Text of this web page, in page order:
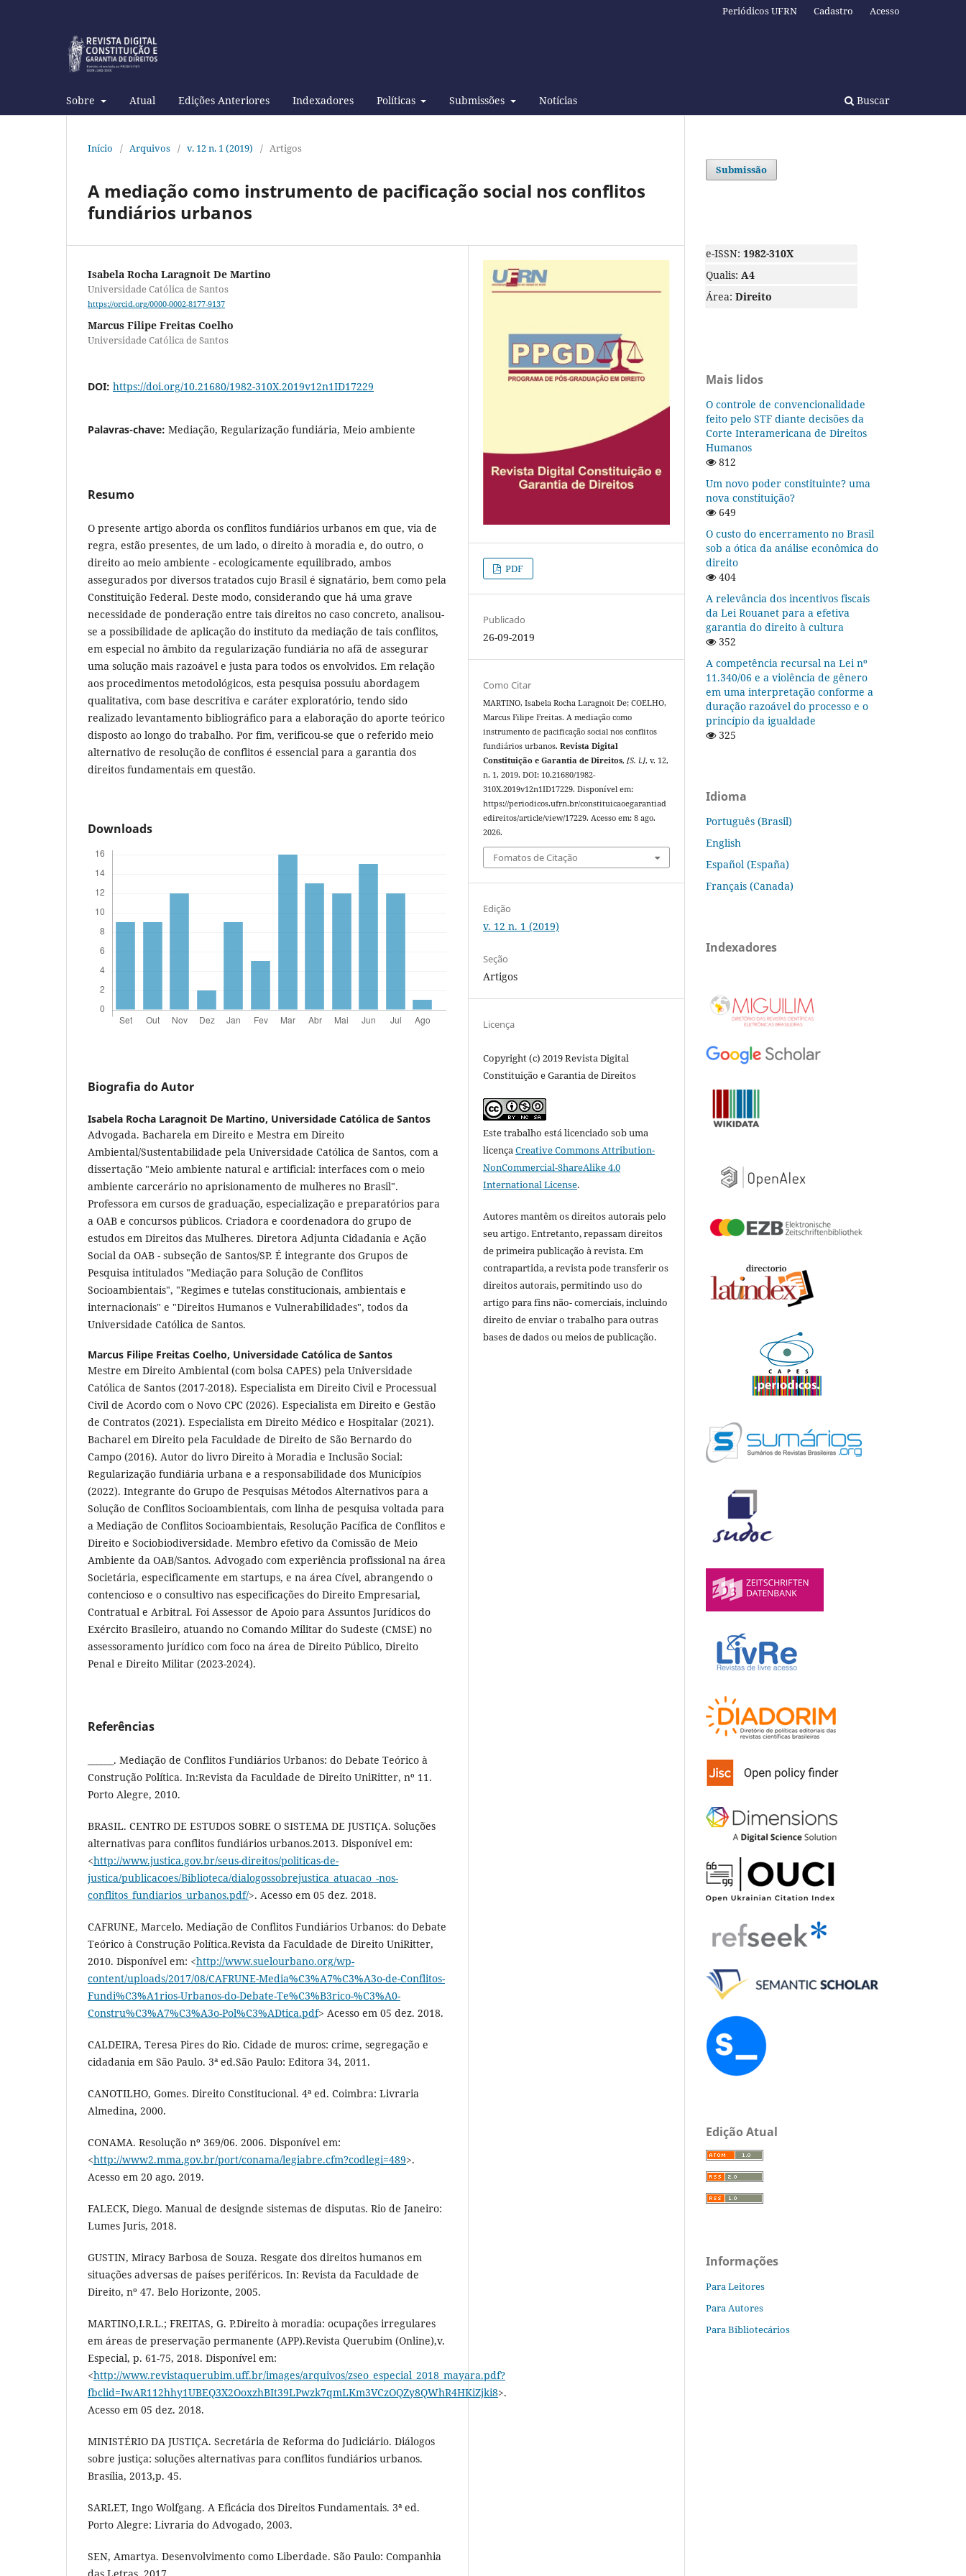
Sobre Atual Edições Anteriores Indexadores Políticas Submissões Notícias Buscar
Periódicos UFRN Cadastro Acesso
Início / Arquivos / v. 12 n. 1 (2019) / Artigos
A mediação como instrumento de pacificação social nos conflitos
fundiários urbanos
Isabela Rocha Laragnoit De Martino
Universidade Católica de Santos
https://orcid.org/0000-0002-8177-9137
Marcus Filipe Freitas Coelho
Universidade Católica de Santos
DOI: https://doi.org/10.21680/1982-310X.2019v12n1ID17229
Palavras-chave: Mediação, Regularização fundiária, Meio ambiente
Resumo
O presente artigo aborda os conflitos fundiários urbanos em que, via de
regra, estão presentes, de um lado, o direito à moradia e, do outro, o
direito ao meio ambiente - ecologicamente equilibrado, ambos
assegurados por diversos tratados cujo Brasil é signatário, bem como pela
Constituição Federal. Deste modo, considerando que há uma grave
necessidade de ponderação entre tais direitos no caso concreto, analisou-
se a possibilidade de aplicação do instituto da mediação de tais conflitos,
em especial no âmbito da regularização fundiária no afã de assegurar
uma solução mais razoável e justa para todos os envolvidos. Em relação
aos procedimentos metodológicos, esta pesquisa possuiu abordagem
qualitativa, com base descritiva e caráter exploratório, tendo sido
realizado levantamento bibliográfico para a elaboração do aporte teórico
disposto ao longo do trabalho. Por fim, verificou-se que o referido meio
alternativo de resolução de conflitos é essencial para a garantia dos
direitos fundamentais em questão.
Downloads
Biografia do Autor
Isabela Rocha Laragnoit De Martino, Universidade Católica de Santos
Advogada. Bacharela em Direito e Mestra em Direito
Ambiental/Sustentabilidade pela Universidade Católica de Santos, com a
dissertação "Meio ambiente natural e artificial: interfaces com o meio
ambiente carcerário no aprisionamento de mulheres no Brasil".
Professora em cursos de graduação, especialização e preparatórios para
a OAB e concursos públicos. Criadora e coordenadora do grupo de
estudos em Direitos das Mulheres. Diretora Adjunta Cidadania e Ação
Social da OAB - subseção de Santos/SP. É integrante dos Grupos de
Pesquisa intitulados "Mediação para Solução de Conflitos
Socioambientais", "Regimes e tutelas constitucionais, ambientais e
internacionais" e "Direitos Humanos e Vulnerabilidades", todos da
Universidade Católica de Santos.
Marcus Filipe Freitas Coelho, Universidade Católica de Santos
Mestre em Direito Ambiental (com bolsa CAPES) pela Universidade
Católica de Santos (2017-2018). Especialista em Direito Civil e Processual
Civil de Acordo com o Novo CPC (2026). Especialista em Direito e Gestão
de Contratos (2021). Especialista em Direito Médico e Hospitalar (2021).
Bacharel em Direito pela Faculdade de Direito de São Bernardo do
Campo (2016). Autor do livro Direito à Moradia e Inclusão Social:
Regularização fundiária urbana e a responsabilidade dos Municípios
(2022). Integrante do Grupo de Pesquisas Métodos Alternativos para a
Solução de Conflitos Socioambientais, com linha de pesquisa voltada para
a Mediação de Conflitos Socioambientais, Resolução Pacífica de Conflitos e
Direito e Sociobiodiversidade. Membro efetivo da Comissão de Meio
Ambiente da OAB/Santos. Advogado com experiência profissional na área
Societária, especificamente em startups, e na área Cível, abrangendo o
contencioso e o consultivo nas especificações do Direito Empresarial,
Contratual e Arbitral. Foi Assessor de Apoio para Assuntos Jurídicos do
Exército Brasileiro, atuando no Comando Militar do Sudeste (CMSE) no
assessoramento jurídico com foco na área de Direito Público, Direito
Penal e Direito Militar (2023-2024).
Referências
______. Mediação de Conflitos Fundiários Urbanos: do Debate Teórico à
Construção Política. In:Revista da Faculdade de Direito UniRitter, nº 11.
Porto Alegre, 2010.
BRASIL. CENTRO DE ESTUDOS SOBRE O SISTEMA DE JUSTIÇA. Soluções
alternativas para conflitos fundiários urbanos.2013. Disponível em:
<http://www.justica.gov.br/seus-direitos/politicas-de-
justica/publicacoes/Biblioteca/dialogossobrejustica_atuacao_-nos-
conflitos_fundiarios_urbanos.pdf/>. Acesso em 05 dez. 2018.
CAFRUNE, Marcelo. Mediação de Conflitos Fundiários Urbanos: do Debate
Teórico à Construção Política.Revista da Faculdade de Direito UniRitter,
2010. Disponível em: <http://www.suelourbano.org/wp-
content/uploads/2017/08/CAFRUNE-Media%C3%A7%C3%A3o-de-Conflitos-
Fundi%C3%A1rios-Urbanos-do-Debate-Te%C3%B3rico-%C3%A0-
Constru%C3%A7%C3%A3o-Pol%C3%ADtica.pdf> Acesso em 05 dez. 2018.
CALDEIRA, Teresa Pires do Rio. Cidade de muros: crime, segregação e
cidadania em São Paulo. 3ª ed.São Paulo: Editora 34, 2011.
CANOTILHO, Gomes. Direito Constitucional. 4ª ed. Coimbra: Livraria
Almedina, 2000.
CONAMA. Resolução nº 369/06. 2006. Disponível em:
<http://www2.mma.gov.br/port/conama/legiabre.cfm?codlegi=489>.
Acesso em 20 ago. 2019.
FALECK, Diego. Manual de designde sistemas de disputas. Rio de Janeiro:
Lumes Juris, 2018.
GUSTIN, Miracy Barbosa de Souza. Resgate dos direitos humanos em
situações adversas de países periféricos. In: Revista da Faculdade de
Direito, nº 47. Belo Horizonte, 2005.
MARTINO,I.R.L.; FREITAS, G. P.Direito à moradia: ocupações irregulares
em áreas de preservação permanente (APP).Revista Querubim (Online),v.
Especial, p. 61-75, 2018. Disponível em:
<http://www.revistaquerubim.uff.br/images/arquivos/zseo_especial_2018_mayara.pdf?
fbclid=IwAR112hhy1UBEQ3X2OoxzhBIt39LPwzk7qmLKm3VCzOQZy8QWhR4HKiZjki8>.
Acesso em 05 dez. 2018.
MINISTÉRIO DA JUSTIÇA. Secretária de Reforma do Judiciário. Diálogos
sobre justiça: soluções alternativas para conflitos fundiários urbanos.
Brasília, 2013,p. 45.
SARLET, Ingo Wolfgang. A Eficácia dos Direitos Fundamentais. 3ª ed.
Porto Alegre: Livraria do Advogado, 2003.
SEN, Amartya. Desenvolvimento como Liberdade. São Paulo: Companhia
PDF
Publicado
26-09-2019
Como Citar
MARTINO, Isabela Rocha Laragnoit De; COELHO,
Marcus Filipe Freitas. A mediação como
instrumento de pacificação social nos conflitos
fundiários urbanos.Revista Digital
Constituição e Garantia de Direitos,[S. l.], v. 12,
n. 1, 2019. DOI: 10.21680/1982-
310X.2019v12n1ID17229. Disponível em:
https://periodicos.ufrn.br/constituicaoegarantiad
edireitos/article/view/17229. Acesso em: 8 ago.
2026.
Fomatos de Citação
Edição
v. 12 n. 1 (2019)
Seção
Artigos
Licença
Copyright (c) 2019 Revista Digital
Constituição e Garantia de Direitos
Este trabalho está licenciado sob uma
licençaCreative Commons Attribution-
NonCommercial-ShareAlike 4.0
International License.
Autores mantêm os direitos autorais pelo
seu artigo. Entretanto, repassam direitos
de primeira publicação à revista. Em
contrapartida, a revista pode transferir os
direitos autorais, permitindo uso do
artigo para fins não- comerciais, incluindo
direito de enviar o trabalho para outras
bases de dados ou meios de publicação.
Submissão
e-ISSN: 1982-310X
Qualis: A4
Área: Direito
Mais lidos
O controle de convencionalidade
feito pelo STF diante decisões da
Corte Interamericana de Direitos
Humanos
812
Um novo poder constituinte? uma
nova constituição?
649
O custo do encerramento no Brasil
sob a ótica da análise econômica do
direito
404
A relevância dos incentivos fiscais
da Lei Rouanet para a efetiva
garantia do direito à cultura
352
A competência recursal na Lei nº
11.340/06 e a violência de gênero
em uma interpretação conforme a
duração razoável do processo e o
princípio da igualdade
325
Idioma
Português (Brasil)
English
Español (España)
Français (Canada)
Indexadores
Edição Atual
Informações
Para Leitores
Para Autores
Para Bibliotecários